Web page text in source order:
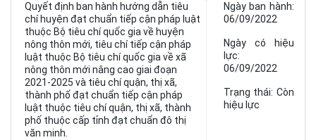
Quyết định ban hành hướng dẫn tiêu
chí huyện đạt chuẩn tiếp cận pháp luật
thuộc Bộ tiêu chí quốc gia về huyện
nông thôn mới, tiêu chí tiếp cận pháp
luật thuộc Bộ tiêu chí quốc gia về xã
nông thôn mới nâng cao giai đoạn
2021-2025 và tiêu chí quận, thị xã,
thành phố đạt chuẩn tiếp cận pháp
luật thuộc tiêu chí quận, thị xã, thành
phố thuộc cấp tỉnh đạt chuẩn đô thị
văn minh.
Ngày ban hành:
06/09/2022
Ngày có hiệu
lực:
06/09/2022
Trạng thái: Còn
hiệu lực